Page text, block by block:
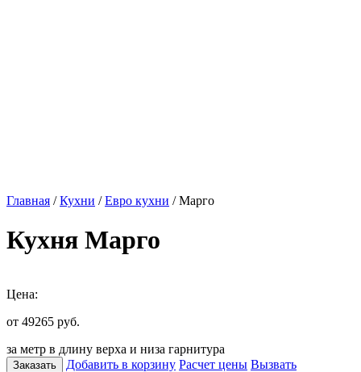
Главная /Кухни /Евро кухни / Марго
Кухня Марго
Цена:
от 49265 руб.
за метр в длину верха и низа гарнитура
Заказать Добавить в корзину Расчет цены Вызвать